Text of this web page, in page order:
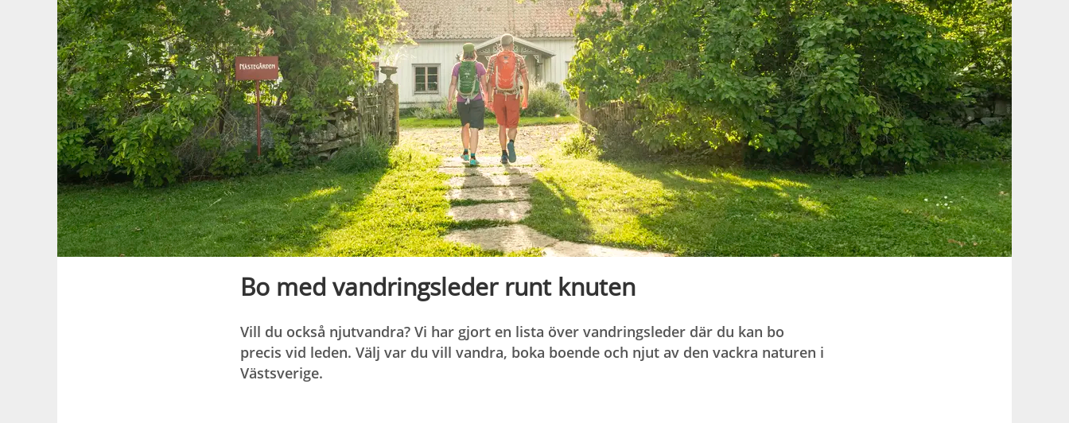
Bo med vandringsleder runt knuten
Vill du också njutvandra? Vi har gjort en lista över vandringsleder där du kan bo
precis vid leden. Välj var du vill vandra, boka boende och njut av den vackra naturen i
Västsverige.